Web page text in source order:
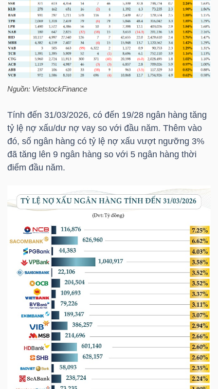
Nguồn: VietstockFinance
Tính đến 31/03/2026, có đến 19/28 ngân hàng tăng
tỷ lệ nợ xấu/dư nợ vay so với đầu năm. Thêm vào
đó, số ngân hàng có tỷ lệ nợ xấu vượt ngưỡng 3%
đã tăng lên 9 ngân hàng so với 5 ngân hàng thời
điểm đầu năm.
PHIẾU
PHÁI
SINH
TRÁI
PHIẾU
CÔNG
CỤ
ĐẦU
TƯ
TRUY
XUẤT
LIỆU
Ngành